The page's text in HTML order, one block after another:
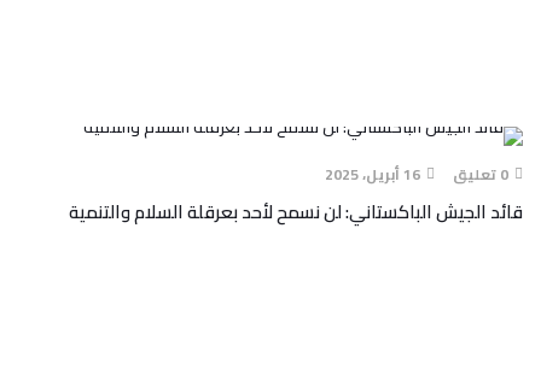
0 تعليق 16 أبريل، 2025
قائد الجيش الباكستاني: لن نسمح لأحد بعرقلة السلام والتنمية